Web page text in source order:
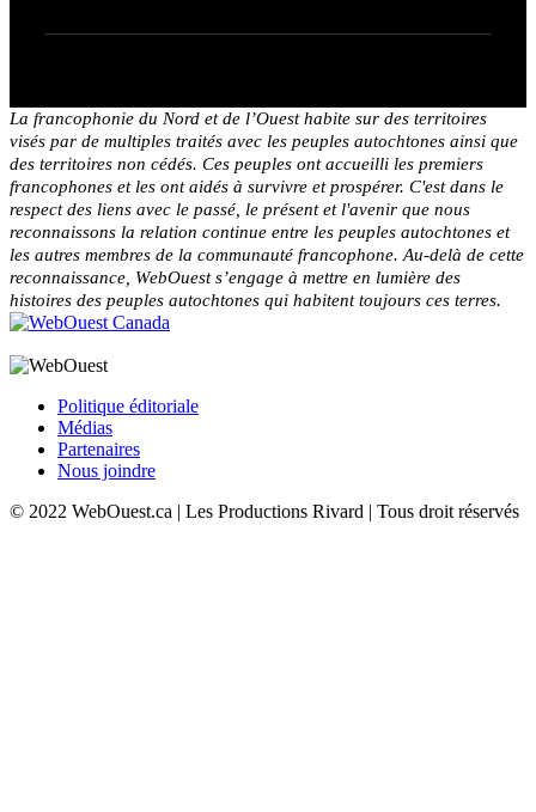
La francophonie du Nord et de l’Ouest habite sur des territoires
visés par de multiples traités avec les peuples autochtones ainsi que
des territoires non cédés. Ces peuples ont accueilli les premiers
francophones et les ont aidés à survivre et prospérer. C'est dans le
respect des liens avec le passé, le présent et l'avenir que nous
reconnaissons la relation continue entre les peuples autochtones et
les autres membres de la communauté francophone. Au-delà de cette
reconnaissance, WebOuest s’engage à mettre en lumière des
histoires des peuples autochtones qui habitent toujours ces terres.
Politique éditoriale
Médias
Partenaires
Nous joindre
© 2022 WebOuest.ca | Les Productions Rivard | Tous droit réservés